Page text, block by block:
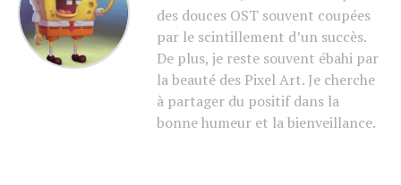
des douces OST souvent coupées
par le scintillement d’un succès.
De plus, je reste souvent ébahi par
la beauté des Pixel Art. Je cherche
à partager du positif dans la
bonne humeur et la bienveillance.